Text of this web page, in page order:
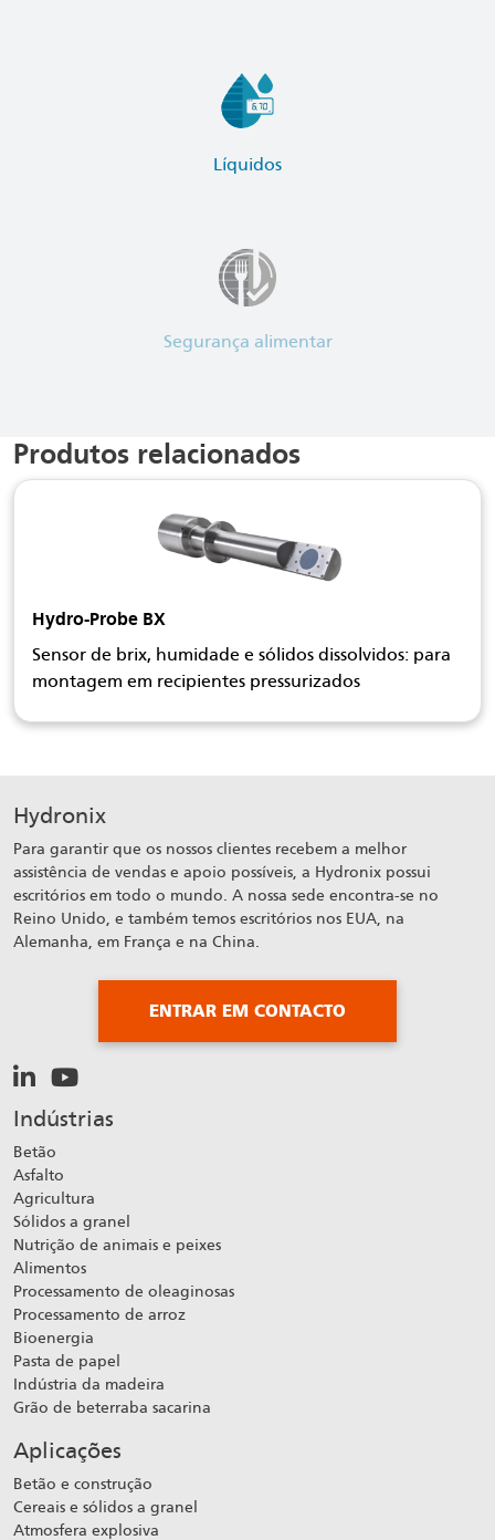
Líquidos
Segurança alimentar
Produtos relacionados
Hydro-Probe BX
Sensor de brix, humidade e sólidos dissolvidos: para
montagem em recipientes pressurizados
Hydronix
Para garantir que os nossos clientes recebem a melhor
assistência de vendas e apoio possíveis, a Hydronix possui
escritórios em todo o mundo. A nossa sede encontra-se no
Reino Unido, e também temos escritórios nos EUA, na
Alemanha, em França e na China.
ENTRAR EM CONTACTO
Indústrias
Betão
Asfalto
Agricultura
Sólidos a granel
Nutrição de animais e peixes
Alimentos
Processamento de oleaginosas
Processamento de arroz
Bioenergia
Pasta de papel
Indústria da madeira
Grão de beterraba sacarina
Aplicações
Betão e construção
Cereais e sólidos a granel
Atmosfera explosiva